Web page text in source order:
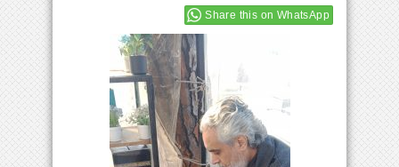
Share this on WhatsApp